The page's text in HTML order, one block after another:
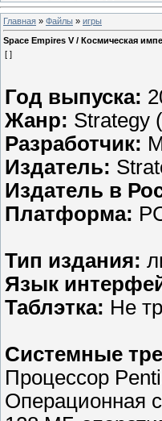
Главная » Файлы » игры
Space Empires V / Космическая
[ ]
Год выпуска:
Жанр: Strategy
Разработчик:
Издатель:
Издатель в
Платформа:
Тип издания:
Язык
Таблэтка: Не
Системные
Процессор
Операционная